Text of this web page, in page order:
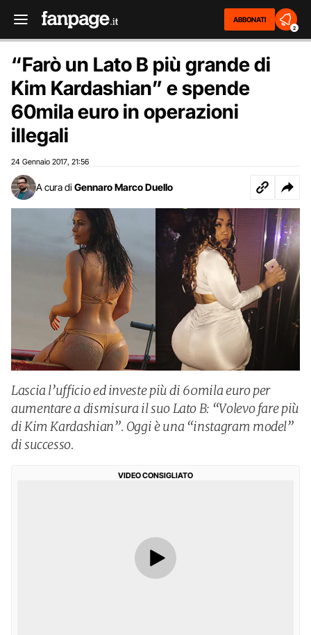
ABBONATI
2
“Farò un Lato B più grande di
Kim Kardashian” e spende
60mila euro in operazioni
illegali
24 Gennaio 2017 21:56
A cura di Gennaro Marco Duello
Lascia l’ufficio ed investe più di 60mila euro per
aumentare a dismisura il suo Lato B: “Volevo fare più
di Kim Kardashian”. Oggi è una “instagram model”
di successo.
VIDEO CONSIGLIATO